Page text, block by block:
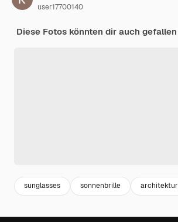
user17700140
Diese Fotos könnten dir auch gefallen
sunglasses sonnenbrille architektur